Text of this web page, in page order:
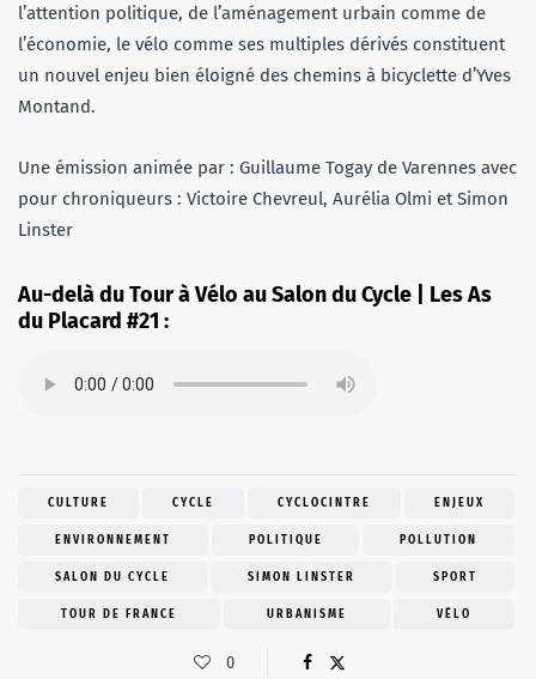
l’attention politique, de l’aménagement urbain comme de
l’économie, le vélo comme ses multiples dérivés constituent
un nouvel enjeu bien éloigné des chemins à bicyclette d’Yves
Montand.
Une émission animée par : Guillaume Togay de Varennes avec
pour chroniqueurs : Victoire Chevreul, Aurélia Olmi et Simon
Linster
Au-delà du Tour à Vélo au Salon du Cycle | Les As
du Placard #21 :
CULTURE CYCLE CYCLOCINTRE ENJEUX
ENVIRONNEMENT POLITIQUE POLLUTION
SALON DU CYCLE SIMON LINSTER SPORT
TOUR DE FRANCE URBANISME VÉLO
0